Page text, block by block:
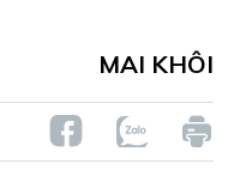
MAI KHÔI